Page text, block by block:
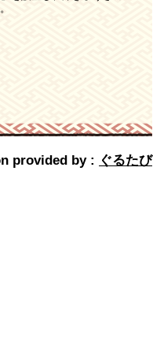
provided by : ぐるたび